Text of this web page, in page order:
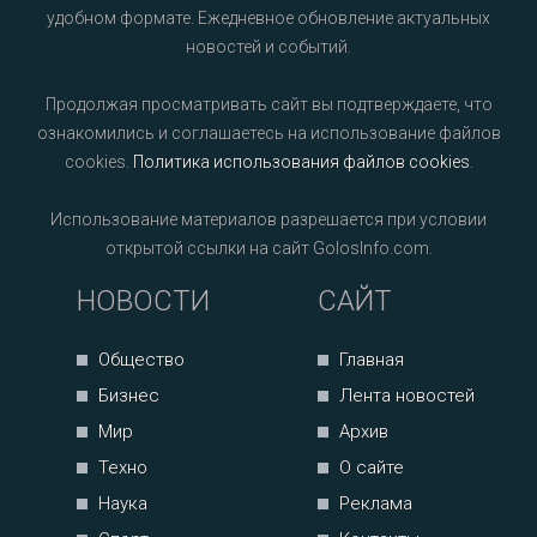
удобном формате. Ежедневное обновление актуальных
новостей и событий.
Продолжая просматривать сайт вы подтверждаете, что
ознакомились и соглашаетесь на использование файлов
cookies. Политика использования файлов cookies
Использование материалов разрешается при условии
открытой ссылки на сайт GolosInfo.com.
НОВОСТИ
Общество
Бизнес
Мир
Техно
Наука
САЙТ
Главная
Лента новостей
Архив
О сайте
Реклама